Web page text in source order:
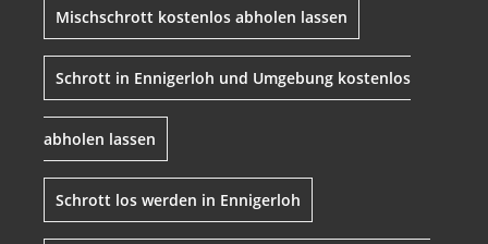
Mischschrott kostenlos abholen lassen
Schrott in Ennigerloh und Umgebung kostenlos
abholen lassen
Schrott los werden in Ennigerloh